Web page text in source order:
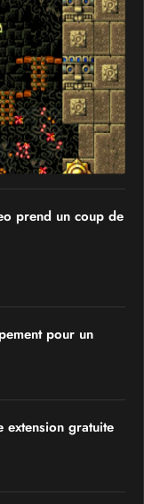
prend un coup de
pour un
extension gratuite